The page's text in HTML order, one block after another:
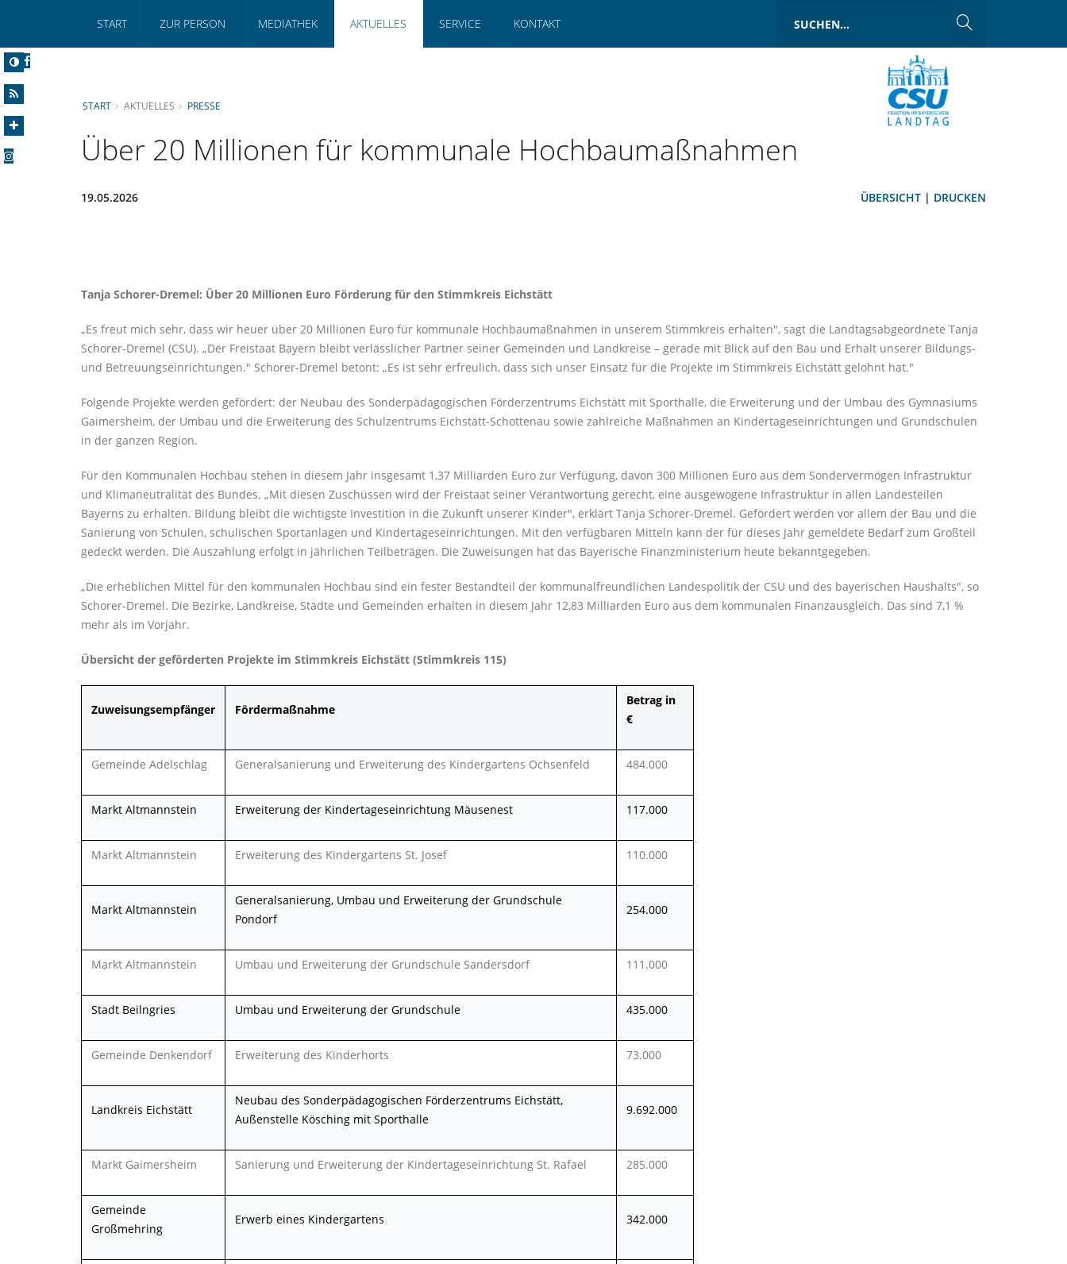
START ZUR PERSON MEDIATHEK AKTUELLES SERVICE KONTAKT
START AKTUELLES PRESSE
Über 20 Millionen für kommunale Hochbaumaßnahmen
19.05.2026 ÜBERSICHT | DRUCKEN
Tanja Schorer-Dremel: Über 20 Millionen Euro Förderung für den Stimmkreis Eichstätt
Es freut mich sehr, dass wir heuer über 20 Millionen Euro für kommunale Hochbaumaßnahmen in unserem Stimmkreis erhalten", sagt die Landtagsabgeordnete Tanja
Schorer-Dremel (CSU). „Der Freistaat Bayern bleibt verlässlicher Partner seiner Gemeinden und Landkreise – gerade mit Blick auf den Bau und Erhalt unserer Bildungs-
und Betreuungseinrichtungen." Schorer-Dremel betont: „Es ist sehr erfreulich, dass sich unser Einsatz für die Projekte im Stimmkreis Eichstätt gelohnt hat."
Folgende Projekte werden gefördert: der Neubau des Sonderpädagogischen Förderzentrums Eichstätt mit Sporthalle, die Erweiterung und der Umbau des Gymnasiums
Gaimersheim, der Umbau und die Erweiterung des Schulzentrums Eichstätt-Schottenau sowie zahlreiche Maßnahmen an Kindertageseinrichtungen und Grundschulen
in der ganzen Region.
Für den Kommunalen Hochbau stehen in diesem Jahr insgesamt 1,37 Milliarden Euro zur Verfügung, davon 300 Millionen Euro aus dem Sondervermögen Infrastruktur
und Klimaneutralität des Bundes. „Mit diesen Zuschüssen wird der Freistaat seiner Verantwortung gerecht, eine ausgewogene Infrastruktur in allen Landesteilen
Bayerns zu erhalten. Bildung bleibt die wichtigste Investition in die Zukunft unserer Kinder", erklärt Tanja Schorer-Dremel. Gefördert werden vor allem der Bau und die
Sanierung von Schulen, schulischen Sportanlagen und Kindertageseinrichtungen. Mit den verfügbaren Mitteln kann der für dieses Jahr gemeldete Bedarf zum Großteil
gedeckt werden. Die Auszahlung erfolgt in jährlichen Teilbeträgen. Die Zuweisungen hat das Bayerische Finanzministerium heute bekanntgegeben.
Die erheblichen Mittel für den kommunalen Hochbau sind ein fester Bestandteil der kommunalfreundlichen Landespolitik der CSU und des bayerischen Haushalts", so
Schorer-Dremel. Die Bezirke, Landkreise, Städte und Gemeinden erhalten in diesem Jahr 12,83 Milliarden Euro aus dem kommunalen Finanzausgleich. Das sind 7,1 %
mehr als im Vorjahr.
Übersicht der geförderten Projekte im Stimmkreis Eichstätt (Stimmkreis 115)
Zuweisungsempfänger Fördermaßnahme
Betrag in
Gemeinde Adelschlag Generalsanierung und Erweiterung des Kindergartens Ochsenfeld 484.000
Markt Altmannstein Erweiterung der Kindertageseinrichtung Mäusenest 117.000
Markt Altmannstein Erweiterung des Kindergartens St. Josef 110.000
Markt Altmannstein
Generalsanierung, Umbau und Erweiterung der Grundschule
Pondorf
254.000
Markt Altmannstein Umbau und Erweiterung der Grundschule Sandersdorf 111.000
Stadt Beilngries Umbau und Erweiterung der Grundschule 435.000
Gemeinde Denkendorf Erweiterung des Kinderhorts 73.000
Landkreis Eichstätt
Neubau des Sonderpädagogischen Förderzentrums Eichstätt,
Außenstelle Kösching mit Sporthalle
9.692.000
Markt Gaimersheim Sanierung und Erweiterung der Kindertageseinrichtung St. Rafael 285.000
Gemeinde
Großmehring
Erwerb eines Kindergartens 342.000